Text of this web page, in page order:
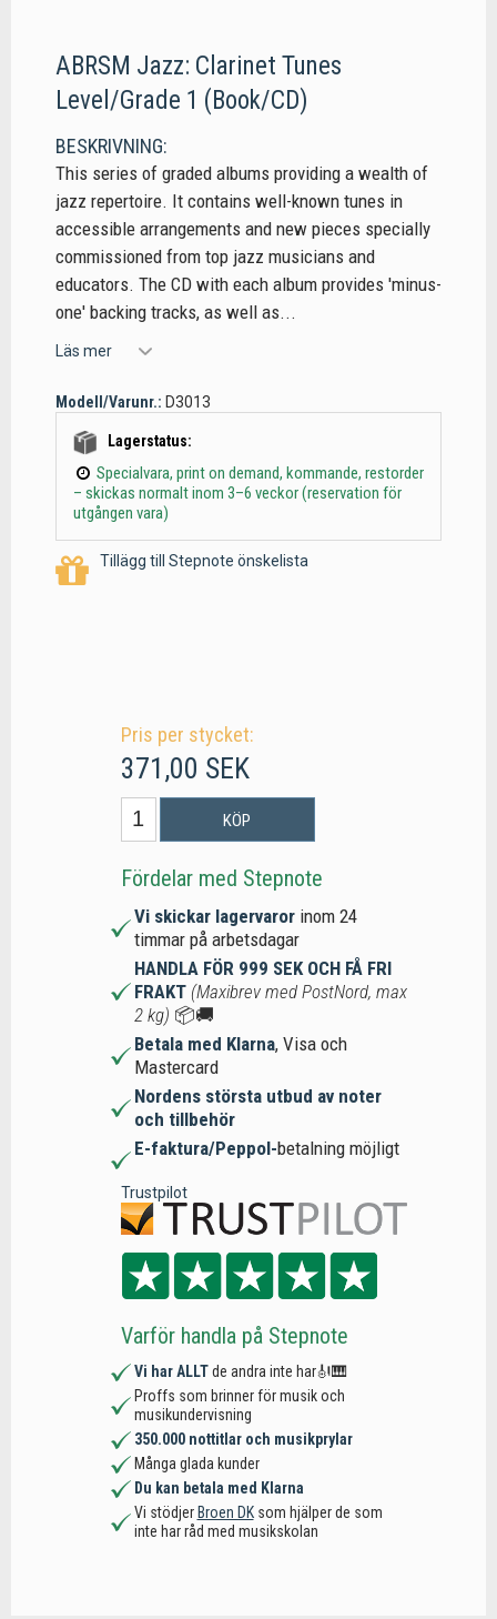
ABRSM Jazz: Clarinet Tunes
Level/Grade 1 (Book/CD)
BESKRIVNING:
This series of graded albums providing a wealth of
jazz repertoire. It contains well-known tunes in
accessible arrangements and new pieces specially
commissioned from top jazz musicians and
educators. The CD with each album provides 'minus-
one' backing tracks, as well as...
Läs mer
Modell/Varunr.: D3013
Lagerstatus:
Specialvara, print on demand, kommande, restorder
– skickas normalt inom 3–6 veckor (reservation för
utgången vara)
Tillägg till Stepnote önskelista
Pris per stycket:
371,00 SEK
KÖP
Fördelar med Stepnote
Vi skickar lagervaror inom 24
timmar på arbetsdagar
HANDLA FÖR 999 SEK OCH FÅ FRI
FRAKT (Maxibrev med PostNord, max
2 kg) 📦🚚
Betala med Klarna, Visa och
Mastercard
Nordens största utbud av noter
och tillbehör
E-faktura/Peppol-betalning möjligt
Trustpilot
Varför handla på Stepnote
Vi har ALLTde andra inte har🎻🎹
Proffs som brinner för musik och
musikundervisning
350.000 nottitlar och musikprylar
Många glada kunder
Du kan betala med Klarna
Vi stödjer Broen DKsom hjälper de som
inte har råd med musikskolan